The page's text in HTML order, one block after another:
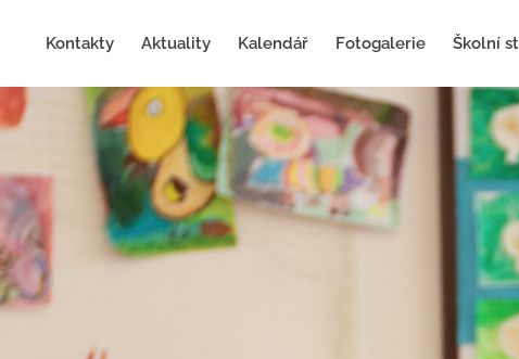
Kontakty Aktuality Kalendář Fotogalerie Školní